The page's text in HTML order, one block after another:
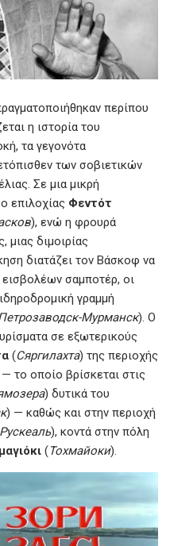
περίπου
η ιστορία του
τα γεγονότα
των σοβιετικών
Σε μια μικρή
επιλοχίας Φεντότ
), ενώ η φρουρά
μιας διμοιρίας
διατάζει τον Βάσκοφ να
εισβολέων σαμποτέρ, οι
γραμμή
Мурманск). Ο
σε εξωτερικούς
(Сяргилахта) της περιοχής
το οποίο βρίσκεται στις
) δυτικά του
) — καθώς και στην περιοχή
Рускеаль), κοντά στην πόλη
(Тохмайоки).